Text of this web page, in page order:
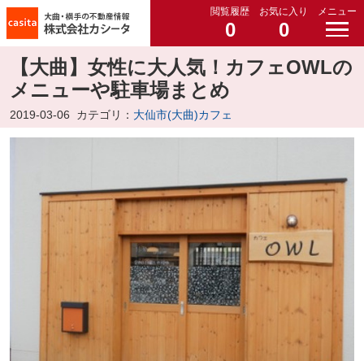
閲覧履歴
0
お気に入り
0
メニュー
【大曲】女性に大人気！カフェOWLの
メニューや駐車場まとめ
2019-03-06 カテゴリ： 大仙市(大曲)カフェ